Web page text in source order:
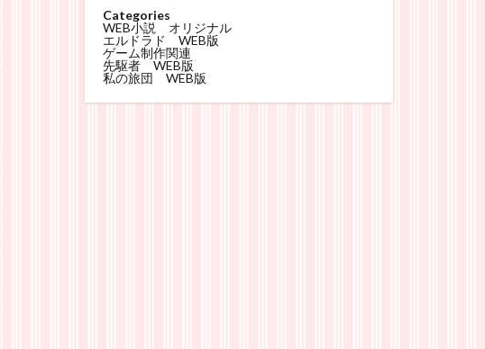
Categories
WEB小説 オリジナル
エルドラド WEB版
ゲーム制作関連
先駆者 WEB版
私の旅団 WEB版